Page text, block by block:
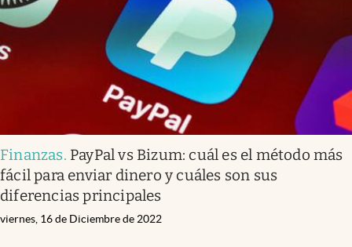
Finanzas. PayPal vs Bizum: cuál es el método más
fácil para enviar dinero y cuáles son sus
diferencias principales
viernes, 16 de Diciembre de 2022